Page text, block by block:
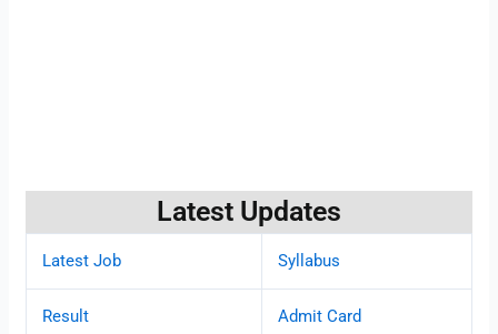
Latest Updates
Latest Job Syllabus
Result Admit Card